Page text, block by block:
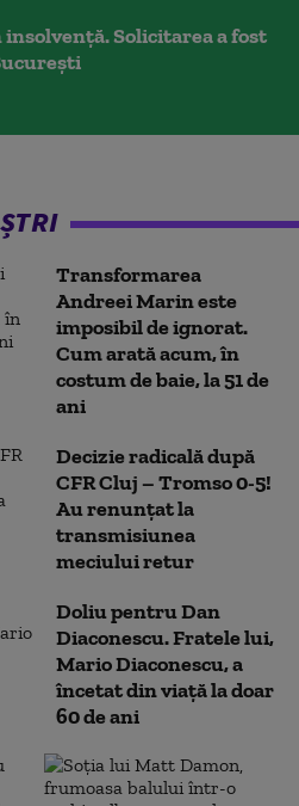
Solicitarea a fost
Transformarea
Andreei Marin este
imposibil de ignorat.
Cum arată acum, în
costum de baie, la 51 de
ani
Decizie radicală după
CFR Cluj – Tromso 0-5!
Au renunțat la
transmisiunea
meciului retur
Doliu pentru Dan
Diaconescu. Fratele lui,
Mario Diaconescu, a
încetat din viață la doar
60 de ani